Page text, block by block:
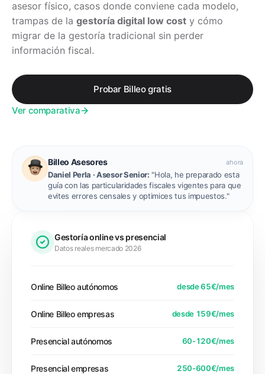
asesor físico, casos donde conviene cada modelo,
trampas de la gestoría digital low cost y cómo
migrar de la gestoría tradicional sin perder
información fiscal.
Probar Billeo gratis
Ver comparativa
Billeo Asesores ahora
Daniel Perla · Asesor Senior: "Hola, he preparado esta
guía con las particularidades fiscales vigentes para que
evites errores censales y optimices tus impuestos."
Gestoría online vs presencial
Datos reales mercado 2026
Online Billeo autónomos desde 65€/mes
Online Billeo empresas desde 159€/mes
Presencial autónomos 60-120€/mes
Presencial empresas 250-600€/mes